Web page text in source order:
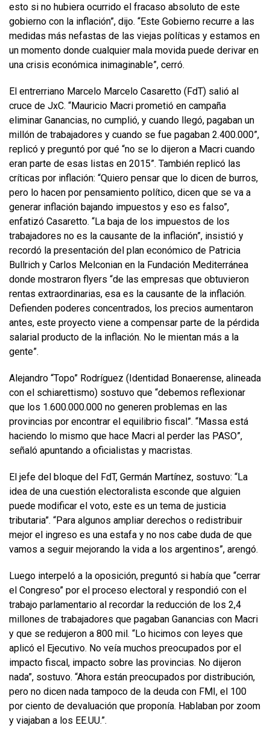
esto si no hubiera ocurrido el fracaso absoluto de este
gobierno con la inflación”, dijo. “Este Gobierno recurre a las
medidas más nefastas de las viejas políticas y estamos en
un momento donde cualquier mala movida puede derivar en
una crisis económica inimaginable”, cerró.
El entrerriano Marcelo Marcelo Casaretto (FdT) salió al
cruce de JxC. “Mauricio Macri prometió en campaña
eliminar Ganancias, no cumplió, y cuando llegó, pagaban un
millón de trabajadores y cuando se fue pagaban 2.400.000”,
replicó y preguntó por qué “no se lo dijeron a Macri cuando
eran parte de esas listas en 2015”. También replicó las
críticas por inflación: “Quiero pensar que lo dicen de burros,
pero lo hacen por pensamiento político, dicen que se va a
generar inflación bajando impuestos y eso es falso”,
enfatizó Casaretto. “La baja de los impuestos de los
trabajadores no es la causante de la inflación”, insistió y
recordó la presentación del plan económico de Patricia
Bullrich y Carlos Melconian en la Fundación Mediterránea
donde mostraron flyers “de las empresas que obtuvieron
rentas extraordinarias, esa es la causante de la inflación.
Defienden poderes concentrados, los precios aumentaron
antes, este proyecto viene a compensar parte de la pérdida
salarial producto de la inflación. No le mientan más a la
gente”.
Alejandro “Topo” Rodríguez (Identidad Bonaerense, alineada
con el schiarettismo) sostuvo que “debemos reflexionar
que los 1.600.000.000 no generen problemas en las
provincias por encontrar el equilibrio fiscal”. “Massa está
haciendo lo mismo que hace Macri al perder las PASO”,
señaló apuntando a oficialistas y macristas.
El jefe del bloque del FdT, Germán Martínez, sostuvo: “La
idea de una cuestión electoralista esconde que alguien
puede modificar el voto, este es un tema de justicia
tributaria”. “Para algunos ampliar derechos o redistribuir
mejor el ingreso es una estafa y no nos cabe duda de que
vamos a seguir mejorando la vida a los argentinos”, arengó.
Luego interpeló a la oposición, preguntó si había que “cerrar
el Congreso” por el proceso electoral y respondió con el
trabajo parlamentario al recordar la reducción de los 2,4
millones de trabajadores que pagaban Ganancias con Macri
y que se redujeron a 800 mil. “Lo hicimos con leyes que
aplicó el Ejecutivo. No veía muchos preocupados por el
impacto fiscal, impacto sobre las provincias. No dijeron
nada”, sostuvo. “Ahora están preocupados por distribución,
pero no dicen nada tampoco de la deuda con FMI, el 100
por ciento de devaluación que proponía. Hablaban por zoom
y viajaban a los EE.UU.”.